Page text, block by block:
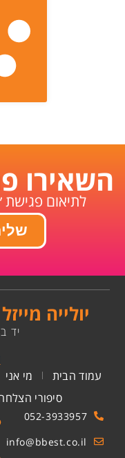
השאירו
לתיאום
יולייה
יד
עמוד הבית מי אני
סיפורי הצלחה
052-3933957
info@bbest.co.il